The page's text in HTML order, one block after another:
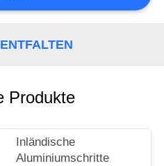
Produkte
Inländische
Aluminiumschritte